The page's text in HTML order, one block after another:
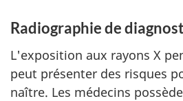
Radiographie de
L'exposition aux rayons X
peut présenter des risques
naître. Les médecins